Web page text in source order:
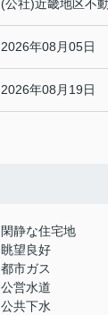
(公社)近畿地区不
2026年08月05日
2026年08月19日
閑静な住宅地
眺望良好
都市ガス
公営水道
公共下水